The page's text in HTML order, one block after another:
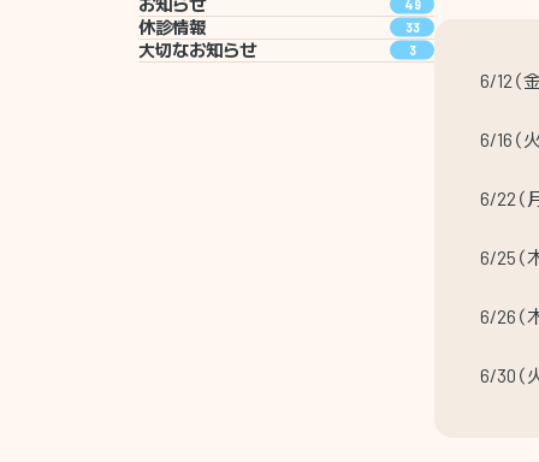
6/12
6/16
6/22
6/25
6/26
6/30
49
休診情報 33
大切なお知らせ 3